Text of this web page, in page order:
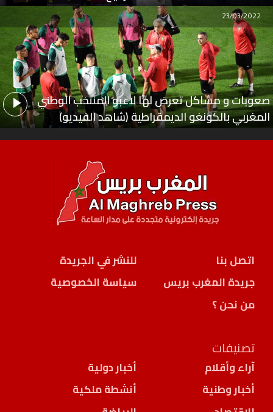
صعوبات و مشاكل تعرض لها لاعبو المنتخب الوطني
المغربي بالكونغو الديمقراطية (شاهد الفيديو)
23/03/2022
اتصل بنا
للنشر في الجريدة
جريدة المغرب بريس
سياسة الخصوصية
من نحن ؟
تصنيفات
آراء وأقلام
أخبار دولية
أخبار وطنية
أنشطة ملكية